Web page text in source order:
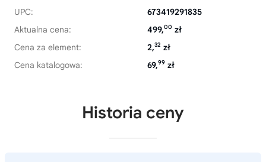
UPC:
673419291835
Aktualna cena:
499,00 zł
Cena za element:
2,32 zł
Cena katalogowa:
69,99 zł
Historia ceny